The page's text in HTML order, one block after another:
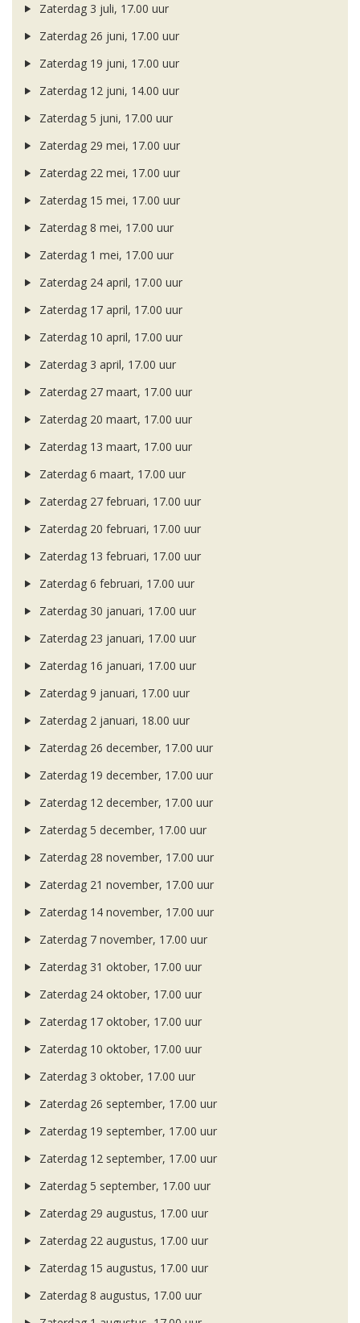
Zaterdag 3 juli, 17.00 uur
Zaterdag 26 juni, 17.00 uur
Zaterdag 19 juni, 17.00 uur
Zaterdag 12 juni, 14.00 uur
Zaterdag 5 juni, 17.00 uur
Zaterdag 29 mei, 17.00 uur
Zaterdag 22 mei, 17.00 uur
Zaterdag 15 mei, 17.00 uur
Zaterdag 8 mei, 17.00 uur
Zaterdag 1 mei, 17.00 uur
Zaterdag 24 april, 17.00 uur
Zaterdag 17 april, 17.00 uur
Zaterdag 10 april, 17.00 uur
Zaterdag 3 april, 17.00 uur
Zaterdag 27 maart, 17.00 uur
Zaterdag 20 maart, 17.00 uur
Zaterdag 13 maart, 17.00 uur
Zaterdag 6 maart, 17.00 uur
Zaterdag 27 februari, 17.00 uur
Zaterdag 20 februari, 17.00 uur
Zaterdag 13 februari, 17.00 uur
Zaterdag 6 februari, 17.00 uur
Zaterdag 30 januari, 17.00 uur
Zaterdag 23 januari, 17.00 uur
Zaterdag 16 januari, 17.00 uur
Zaterdag 9 januari, 17.00 uur
Zaterdag 2 januari, 18.00 uur
Zaterdag 26 december, 17.00 uur
Zaterdag 19 december, 17.00 uur
Zaterdag 12 december, 17.00 uur
Zaterdag 5 december, 17.00 uur
Zaterdag 28 november, 17.00 uur
Zaterdag 21 november, 17.00 uur
Zaterdag 14 november, 17.00 uur
Zaterdag 7 november, 17.00 uur
Zaterdag 31 oktober, 17.00 uur
Zaterdag 24 oktober, 17.00 uur
Zaterdag 17 oktober, 17.00 uur
Zaterdag 10 oktober, 17.00 uur
Zaterdag 3 oktober, 17.00 uur
Zaterdag 26 september, 17.00 uur
Zaterdag 19 september, 17.00 uur
Zaterdag 12 september, 17.00 uur
Zaterdag 5 september, 17.00 uur
Zaterdag 29 augustus, 17.00 uur
Zaterdag 22 augustus, 17.00 uur
Zaterdag 15 augustus, 17.00 uur
Zaterdag 8 augustus, 17.00 uur